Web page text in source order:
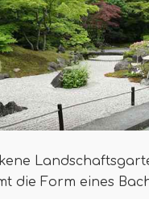
die Form eines